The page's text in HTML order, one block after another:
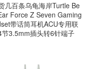
几百条乌龟海岸Turtle Be
Force Z Seven Gaming
带话筒耳机ACU专用联
节3.5mm插头转6针端子